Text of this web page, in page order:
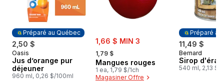
Préparé au Québec
2,50 $
Préparé au Québec
Oasis
Jus d’orange pur
déjeuner
960 ml, 0,26 $/100ml
sale:
1,66 $ MIN 3
, formerly:
1,79 $
Mangues rouges
1 ea, 1,79 $/1ch
Magasiner Offre
Préparé
11,49 $
Préparé au
Bernard
Sirop
540 ml, 2,13 $/